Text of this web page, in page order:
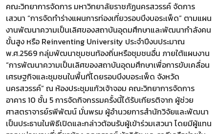
คณะวิทยาการจัดการ มหาวิทยาลัยราชภัฏนครสวรรค์ จัดการ
เสวนา “การจัดทำร่างแผนการท่องเที่ยวรอบบึงบอระเพ็ด” ตามแผน
งานพัฒนาความเป็นเลิศของสถาบันอุดมศึกษาและพัฒนากำลังคน
ขั้นสูง หรือ Reinventing University ประจำปีงบประมาณ
พ.ศ.2569 กลุ่มพัฒนาชุมชนท้องถิ่นหรือชุมชนอื่น ภายใต้แผนงาน
“การพัฒนาความเป็นเลิศของสถาบันอุดมศึกษาเพื่อการขับเคลื่อน
เศรษฐกิจและชุมชนในพื้นที่โดยรอบบึงบอระเพ็ด จังหวัด
นครสวรรค์” ณ ห้องประชุมแก้วเจ้าจอม คณะวิทยาการจัดการ
อาคาร 10 ชั้น 5 การจัดกิจกรรมครั้งนี้ได้รับเกียรติจาก ผู้ช่วย
ศาสตราจารย์รพีพัฒน์ มั่นพรม ผู้อำนวยการสำนักวิจัยและพัฒนา
เป็นประธานในพิธีเปิดและกล่าวต้อนรับผู้เข้าร่วมเสวนา โดยมีผู้แทน